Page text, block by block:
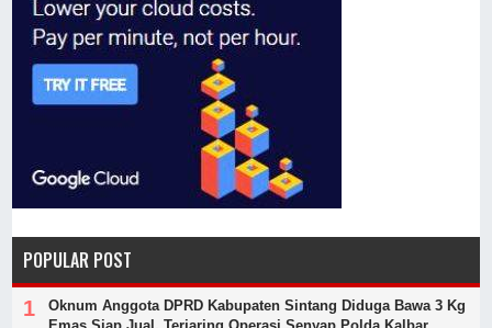
POPULAR POST
Oknum Anggota DPRD Kabupaten Sintang Diduga Bawa 3 Kg